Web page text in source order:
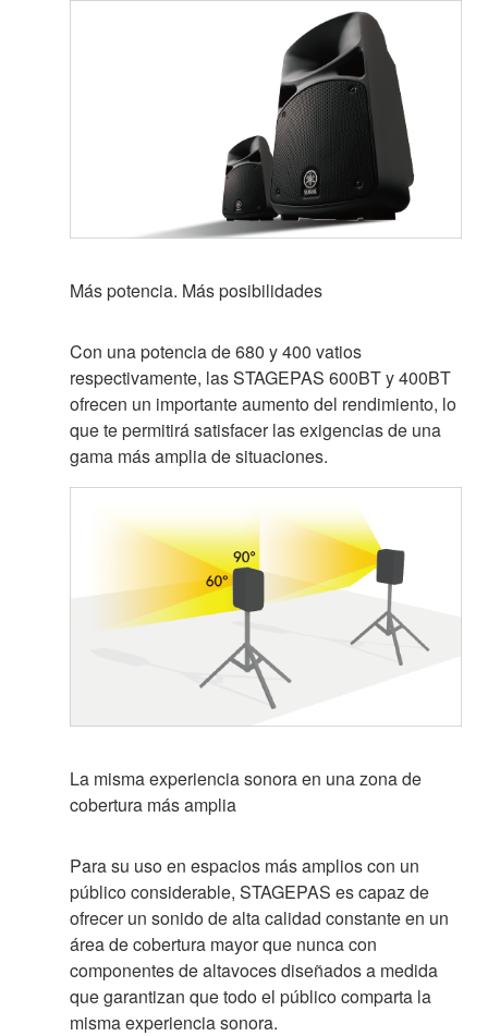
Más potencia. Más posibilidades
Con una potencia de 680 y 400 vatios
respectivamente, las STAGEPAS 600BT y 400BT
ofrecen un importante aumento del rendimiento, lo
que te permitirá satisfacer las exigencias de una
gama más amplia de situaciones.
La misma experiencia sonora en una zona de
cobertura más amplia
Para su uso en espacios más amplios con un
público considerable, STAGEPAS es capaz de
ofrecer un sonido de alta calidad constante en un
área de cobertura mayor que nunca con
componentes de altavoces diseñados a medida
que garantizan que todo el público comparta la
misma experiencia sonora.